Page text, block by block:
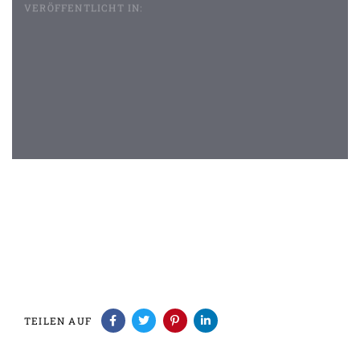
VERÖFFENTLICHT IN:
TEILEN AUF